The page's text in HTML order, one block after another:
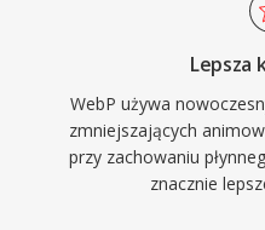
Lepsza
WebP używa
zmniejszających
przy zachowaniu
znacznie